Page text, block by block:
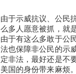
由于示威抗议、公民
么多人愿意被抓，就
由于有这么多敢于公
法也保障非公民的示
定非法，最好还是不
美国的身份带来麻烦